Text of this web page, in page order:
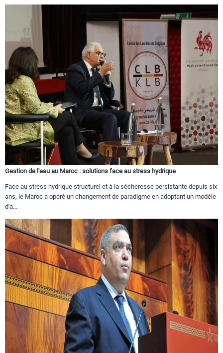
Gestion de l'eau au Maroc : solutions face au stress hydrique
Face au stress hydrique structurel et à la sécheresse persistante depuis six
ans, le Maroc a opéré un changement de paradigme en adoptant un modèle
d'a...